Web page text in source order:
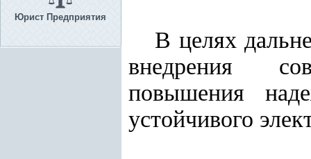
Юрист Предприятия
В целях
внедрения
повышения
устойчивого